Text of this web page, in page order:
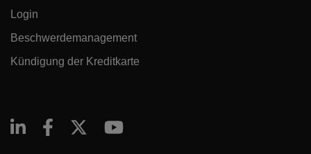
Login
Beschwerdemanagement
Kündigung der Kreditkarte